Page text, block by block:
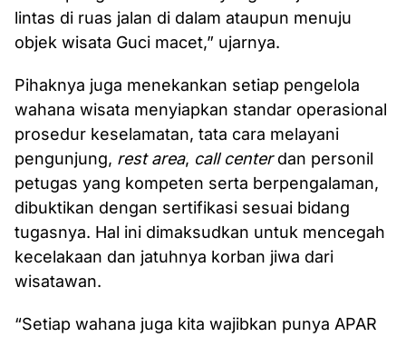
lintas di ruas jalan di dalam ataupun menuju
objek wisata Guci macet,” ujarnya.
Pihaknya juga menekankan setiap pengelola
wahana wisata menyiapkan standar operasional
prosedur keselamatan, tata cara melayani
pengunjung, rest area, call centerdan personil
petugas yang kompeten serta berpengalaman,
dibuktikan dengan sertifikasi sesuai bidang
tugasnya. Hal ini dimaksudkan untuk mencegah
kecelakaan dan jatuhnya korban jiwa dari
wisatawan.
“Setiap wahana juga kita wajibkan punya APAR